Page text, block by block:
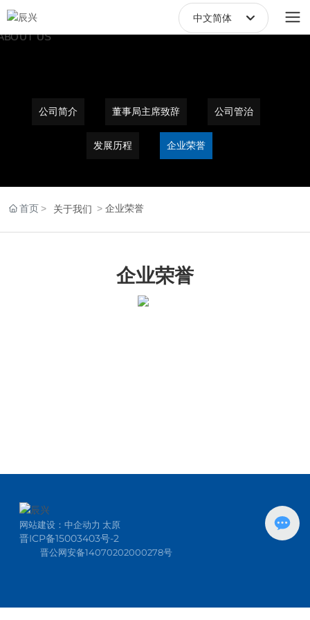
中文简体
中文简体
公司简介 董事局主席致辞 公司管治
发展历程 企业荣誉
首页 关于我们 企业荣誉
企业荣誉
网站建设： 中企动力 太原
晋ICP备15003403号-2
晋公网安备14070202000278号